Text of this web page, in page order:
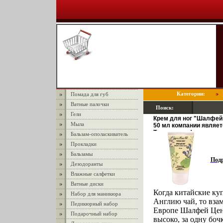
Помада для губ
Ватные палочки
Гели
Мыла
Бальзам-ополаскиватель
Прокладки
Бальзамы
Дезодоранты
Влажные салфетки
Ватные диски
Набор для маникюра
Педикюрный набор
Подарочный набор
Категории:
Поиск:
Крем для ног
50 мл компании
Товар
Когда китайские
Англию чай, то
Европе Шалфей
высоко, за одну